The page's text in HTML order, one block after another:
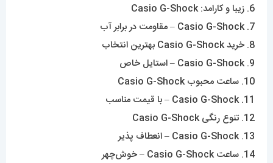
6. زیبا و کارامد: Casio G-Shock
7. Casio G-Shock – مقاومت در برابر آب
8. خرید Casio G-Shock بهترین انتخاب
9. Casio G-Shock – استایل خاص
10. ساعت محبوب Casio G-Shock
11. Casio G-Shock – با قیمت مناسب
12. تنوع رنگی Casio G-Shock
13. Casio G-Shock – انعطاف پذیر
14. ساعت Casio G-Shock – خوش‌چهر